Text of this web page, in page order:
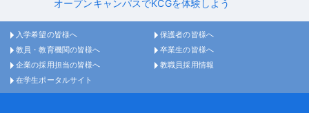
オープンキャンパスでKCGを体験しよう
入学希望の皆様へ
保護者の皆様へ
教員・教育機関の皆様へ
卒業生の皆様へ
企業の採用担当の皆様へ
教職員採用情報
在学生ポータルサイト